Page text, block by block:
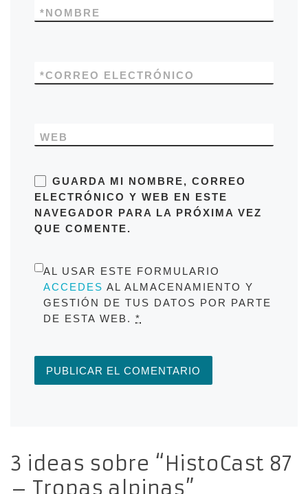
NOMBRE
*
CORREO ELECTRÓNICO
*
WEB
GUARDA MI NOMBRE, CORREO
ELECTRÓNICO Y WEB EN ESTE
NAVEGADOR PARA LA PRÓXIMA VEZ
QUE COMENTE.
AL USAR ESTE FORMULARIO
ACCEDES AL ALMACENAMIENTO Y
GESTIÓN DE TUS DATOS POR PARTE
DE ESTA WEB. *
3 ideas sobre “HistoCast 87
– Tropas alpinas”